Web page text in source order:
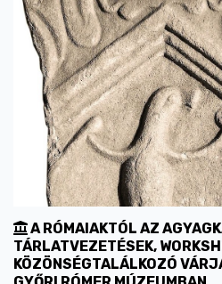
A RÓMAIAKTÓL AZ
TÁRLATVEZETÉSEK,
KÖZÖNSÉGTALÁLKOZÓ